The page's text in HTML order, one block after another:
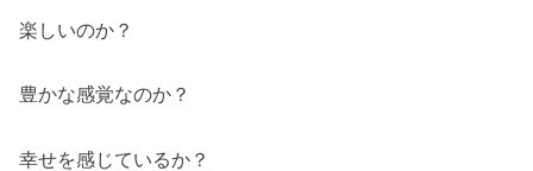
楽しいのか？
豊かな感覚なのか？
幸せを感じているか？